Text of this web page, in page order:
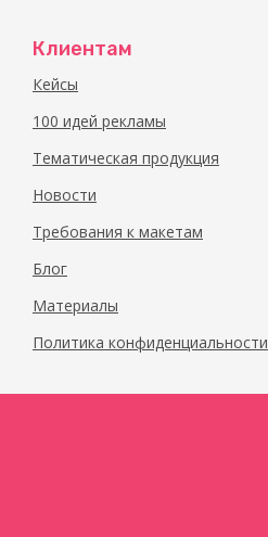
Клиентам
Кейсы
100 идей рекламы
Тематическая продукция
Новости
Требования к макетам
Блог
Материалы
Политика конфиденциальности